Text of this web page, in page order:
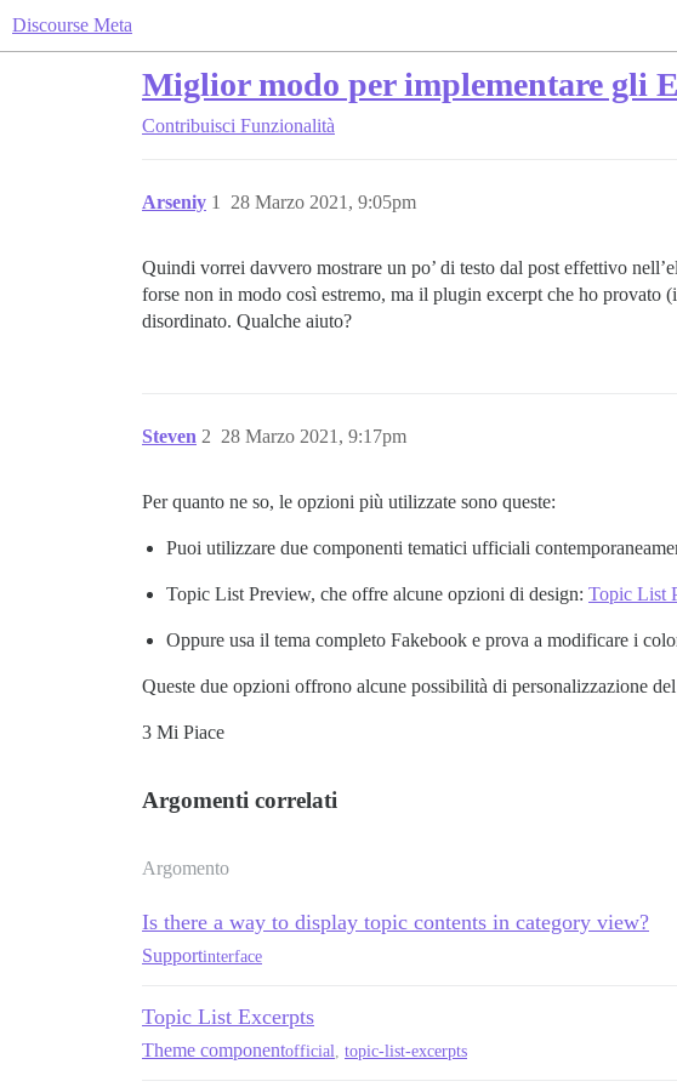
Discourse Meta
Miglior modo per implementare gli
Contribuisci Funzionalità
Arseniy 28 Marzo 2021, 9:05pm
1
Quindi vorrei davvero mostrare un po’ di testo dal post effettivo
forse non in modo così estremo, ma il plugin excerpt che ho provato
disordinato. Qualche aiuto?
Steven 28 Marzo 2021, 9:17pm
2
Per quanto ne so, le opzioni più utilizzate sono queste:
Puoi utilizzare due componenti tematici ufficiali
Topic List Preview, che offre alcune opzioni di design: Topic List
Oppure usa il tema completo Fakebook e prova a modificare i
Queste due opzioni offrono alcune possibilità di personalizzazione
3 Mi Piace
Argomenti correlati
Argomento
Is there a way to display topic contents in category view?
Supportinterface
Topic List Excerpts
Theme componentofficial topic-list-excerpts